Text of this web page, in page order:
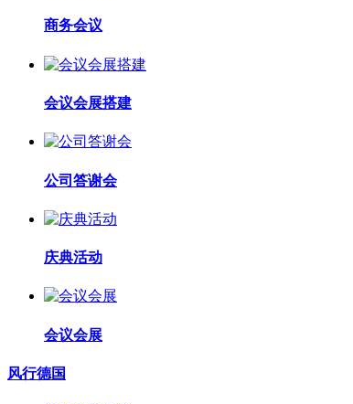
商务会议
会议会展搭建
公司答谢会
庆典活动
会议会展
风行德国